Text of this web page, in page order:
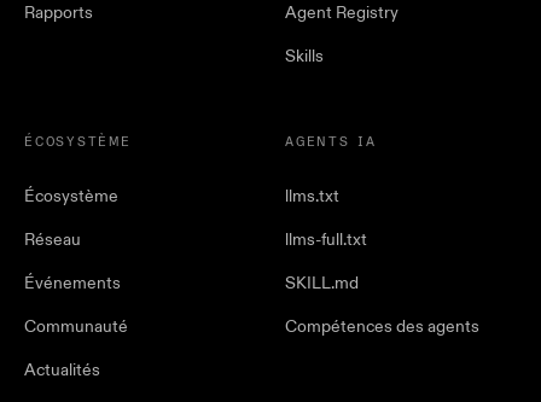
Rapports Agent Registry
Skills
ÉCOSYSTÈME
Écosystème
Réseau
Événements
Communauté
Actualités
AGENTS IA
llms.txt
llms-full.txt
SKILL.md
Compétences des agents